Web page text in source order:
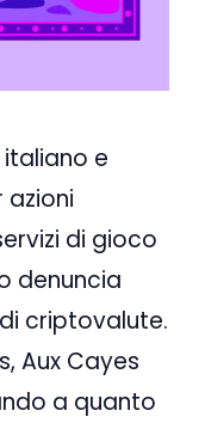
italiano e
di gioco
denuncia
criptovalute.
Aux Cayes
a quanto